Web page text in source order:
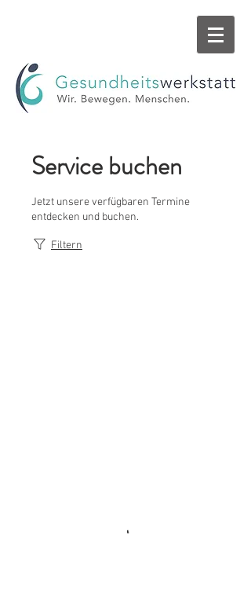
Service buchen
Jetzt unsere verfügbaren Termine
entdecken und buchen.
Filtern